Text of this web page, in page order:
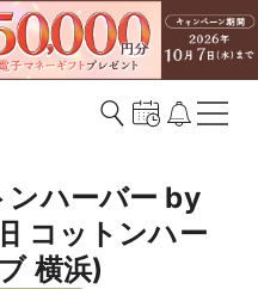
ンハーバー by
コットンハー
横浜)